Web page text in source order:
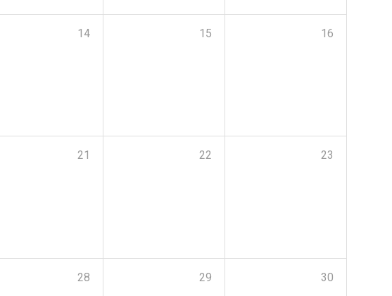
14 15 16
21 22 23
28 29 30